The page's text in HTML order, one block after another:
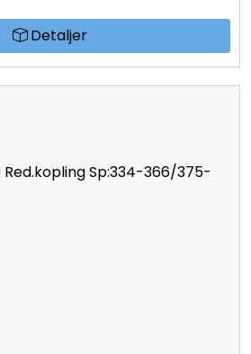
Detaljer
Sp:334-366/375-